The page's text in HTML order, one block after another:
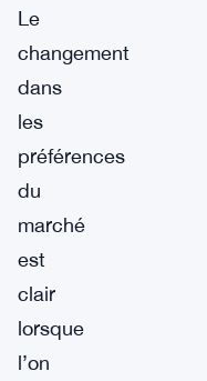
Le
changement
dans
les
préférences
du
marché
est
clair
lorsque
l’on